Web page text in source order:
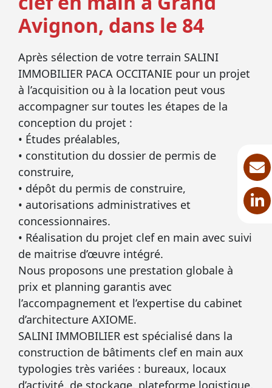
Avignon, dans le 84
Après sélection de votre terrain SALINI
IMMOBILIER PACA OCCITANIE pour un projet
à l’acquisition ou à la location peut vous
accompagner sur toutes les étapes de la
conception du projet :
• Études préalables,
• constitution du dossier de permis de
construire,
• dépôt du permis de construire,
• autorisations administratives et
concessionnaires.
• Réalisation du projet clef en main avec suivi
de maitrise d’œuvre intégré.
Nous proposons une prestation globale à
prix et planning garantis avec
l’accompagnement et l’expertise du cabinet
d’architecture AXIOME.
SALINI IMMOBILIER est spécialisé dans la
construction de bâtiments clef en main aux
typologies très variées : bureaux, locaux
d’activité, de stockage, plateforme logistique,